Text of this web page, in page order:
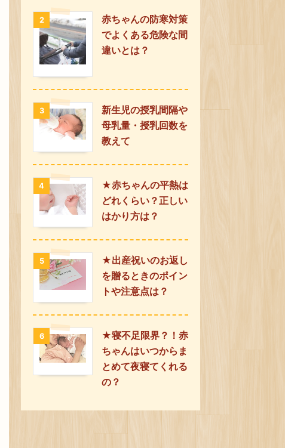
2
赤ちゃんの防寒対策
でよくある危険な間
違いとは？
3
新生児の授乳間隔や
母乳量・授乳回数を
教えて
4
★赤ちゃんの平熱は
どれくらい？正しい
はかり方は？
5
★出産祝いのお返し
を贈るときのポイン
トや注意点は？
6
★寝不足限界？！赤
ちゃんはいつからま
とめて夜寝てくれる
の？